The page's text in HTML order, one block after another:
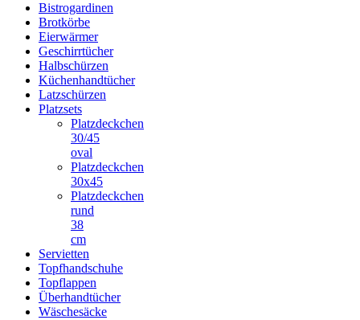
Bistrogardinen
Brotkörbe
Eierwärmer
Geschirrtücher
Halbschürzen
Küchenhandtücher
Latzschürzen
Platzsets
Platzdeckchen
30/45
oval
Platzdeckchen
30x45
Platzdeckchen
rund
38
cm
Servietten
Topfhandschuhe
Topflappen
Überhandtücher
Wäschesäcke